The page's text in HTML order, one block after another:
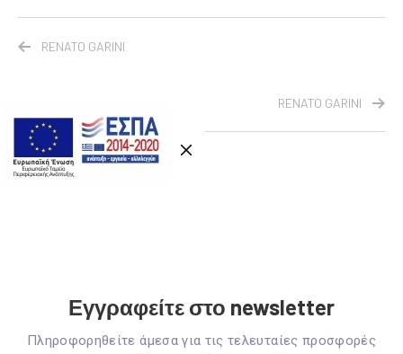
RENATO GARINI
RENATO GARINI
Εγγραφείτε στο newsletter
Πληροφορηθείτε άμεσα για τις τελευταίες προσφορές